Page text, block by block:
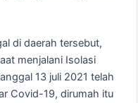
di daerah tersebut,
menjalani Isolasi
13 juli 2021 telah
Covid-19, dirumah itu